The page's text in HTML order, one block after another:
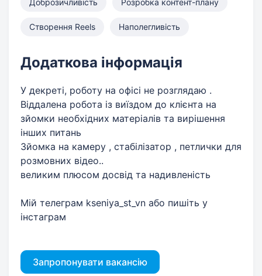
Доброзичливість Розробка контент-плану
Створення Reels Наполегливість
Додаткова інформація
У декреті, роботу на офісі не розглядаю .
Віддалена робота із виїздом до клієнта на
зйомки необхідних матеріалів та вирішення
інших питань
Зйомка на камеру , стабілізатор , петлички для
розмовних відео..
великим плюсом досвід та надивленість
Мій телеграм kseniya_st_vn або пишіть у
інстаграм
Запропонувати вакансію